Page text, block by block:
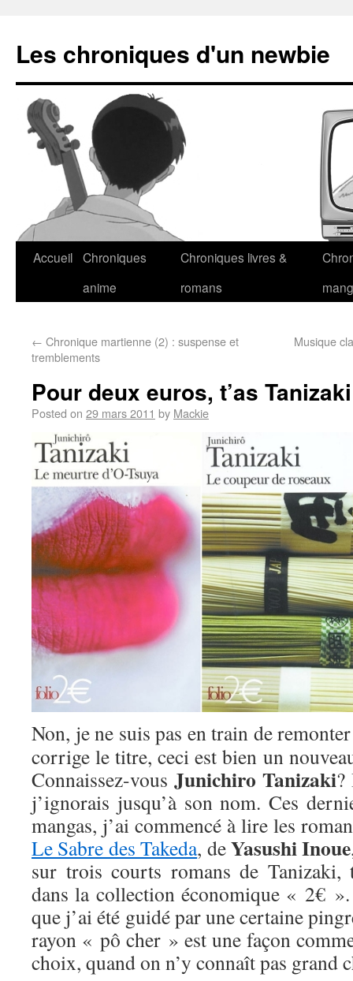
Les chroniques d'un newbie
Accueil Chroniques
anime
Chroniques livres &
romans
← Chronique martienne (2) : suspense et
tremblements
Musique
Pour deux euros, t’as Tanizaki
Posted on 29 mars 2011 by Mackie
Non, je ne suis pas en train de
corrige le titre, ceci est bien un
Connaissez-vous Junichiro Tanizaki?
j’ignorais jusqu’à son nom. Ces
mangas, j’ai commencé à lire les
Le Sabre des Takeda, deYasushi Inoue
sur trois courts romans de Tanizaki,
dans la collection économique « 2€
que j’ai été guidé par une certaine
rayon « pô cher » est une façon
choix, quand on n’y connaît pas grand